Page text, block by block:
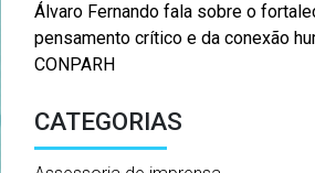
Álvaro Fernando fala sobre o
pensamento crítico e da conexão
CONPARH
CATEGORIAS